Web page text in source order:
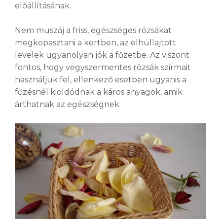
előállításának.
Nem muszáj a friss, egészséges rózsákat
megkopasztani a kertben, az elhullajtott
levelek ugyanolyan jók a főzetbe. Az viszont
fontos, hogy vegyszermentes rózsák szirmait
használjuk fel, ellenkező esetben ugyanis a
főzésnél kioldódnak a káros anyagok, amik
árthatnak az egészségnek.